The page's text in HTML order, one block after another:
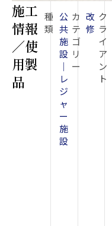
施工
情報
／使
用製
品
種
類
公
共
施
設
｜
レ
ジ
ャ
ー
施
設
カ
テ
ゴ
リ
ー
改
修
ク
ラ
イ
ア
ン
ト